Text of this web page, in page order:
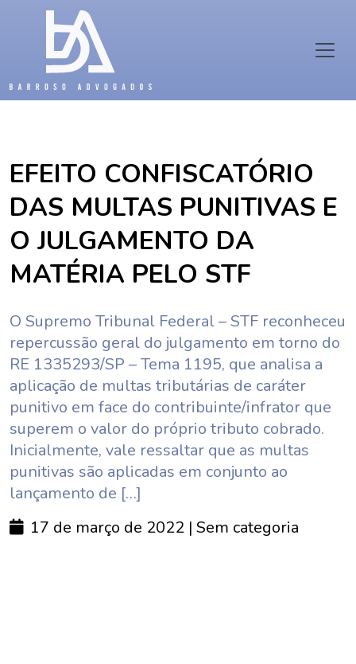
EFEITO CONFISCATÓRIO
DAS MULTAS PUNITIVAS E
O JULGAMENTO DA
MATÉRIA PELO STF
O Supremo Tribunal Federal – STF reconheceu
repercussão geral do julgamento em torno do
RE 1335293/SP – Tema 1195, que analisa a
aplicação de multas tributárias de caráter
punitivo em face do contribuinte/infrator que
superem o valor do próprio tributo cobrado.
Inicialmente, vale ressaltar que as multas
punitivas são aplicadas em conjunto ao
lançamento de […]
17 de março de 2022 | Sem categoria